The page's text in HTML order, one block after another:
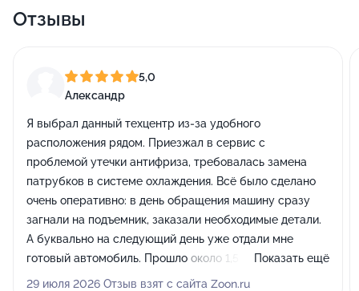
Отзывы
5,0
Александр
Я выбрал данный техцентр из-за удобного
расположения рядом. Приезжал в сервис с
проблемой утечки антифриза, требовалась замена
патрубков в системе охлаждения. Всё было сделано
очень оперативно: в день обращения машину сразу
загнали на подъемник, заказали необходимые детали.
А буквально на следующий день уже отдали мне
готовый автомобиль. Прошло около 1,5 недель, езжу
без проблем, пока никаких нареканий по качеству
Показать ещё
29 июля 2026 Отзыв взят с сайта Zoon.ru